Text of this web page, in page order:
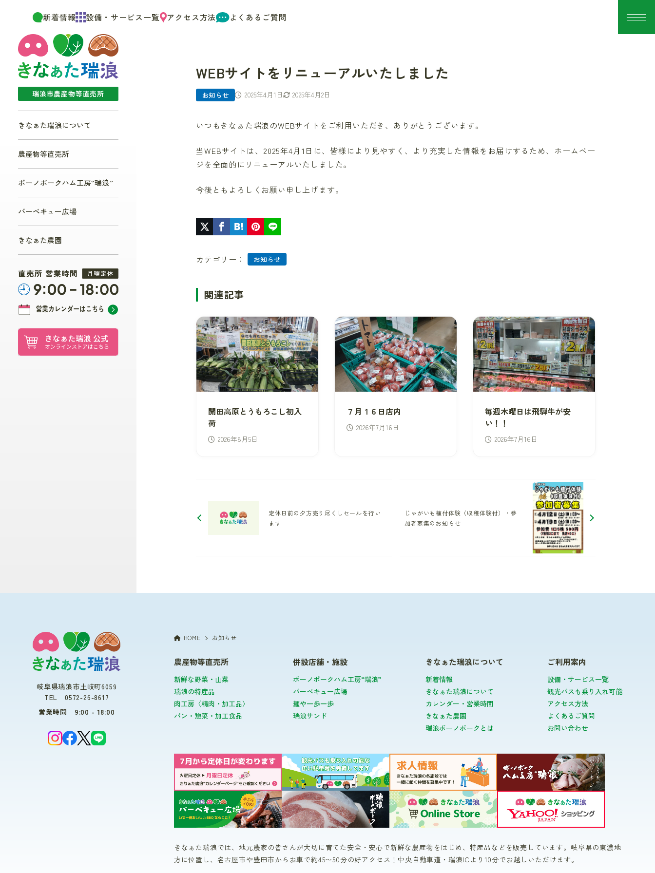
新着情報 設備・サービス一覧 アクセス方法 よくあるご質問
瑞浪市農産物等直売所
きなぁた瑞浪について
農産物等直売所
ボーノポークハム工房“瑞浪”
バーベキュー広場
きなぁた農園
WEBサイトをリニューアルいたしました
2025年4月1日 2025年4月2日
お知らせ
いつもきなぁた瑞浪のWEBサイトをご利用いただき、ありがとうございます。
当WEBサイトは、2025年4月1日に、皆様により見やすく、より充実した情報をお届けするため、ホームペー
ジを全面的にリニューアルいたしました。
今後ともよろしくお願い申し上げます。
カテゴリー： お知らせ
関連記事
開田高原とうもろこし初入
荷
2026年8月5日
７月１６日店内
2026年7月16日
毎週木曜日は飛騨牛が安
い！！
2026年7月16日
定休日前の夕方売り尽くしセールを行い
ます
じゃがいも植付体験（収穫体験付）・参
加者募集のお知らせ
岐阜県瑞浪市土岐町6059
TEL 0572-26-8617
営業時間 9:00 - 18:00
HOME お知らせ
農産物等直売所
新鮮な野菜・山菜
瑞浪の特産品
肉工房〈精肉・加工品〉
パン・惣菜・加工食品
併設店舗・施設
ボーノポークハム工房“瑞浪”
バーベキュー広場
麺や一歩一歩
瑞浪サンド
きなぁた瑞浪について
新着情報
きなぁた瑞浪について
カレンダー・営業時間
きなぁた農園
瑞浪ボーノポークとは
ご利用案内
設備・サービス一覧
観光バスも乗り入れ可能
アクセス方法
よくあるご質問
お問い合わせ
きなぁた瑞浪では、地元農家の皆さんが大切に育てた安全・安心で新鮮な農産物をはじめ、特産品などを販売しています。岐阜県の東濃地
方に位置し、名古屋市や豊田市からお車で約45〜50分の好アクセス！中央自動車道・瑞浪ICより10分でお越しいただけます。